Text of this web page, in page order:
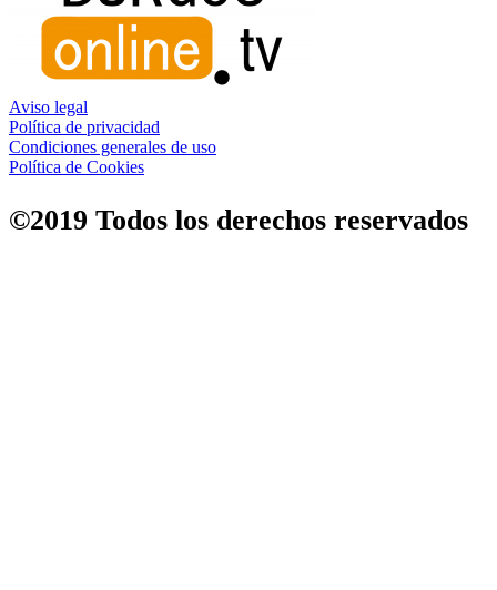
Aviso legal
Política de privacidad
Condiciones generales de uso
Política de Cookies
©2019 Todos los derechos reservados